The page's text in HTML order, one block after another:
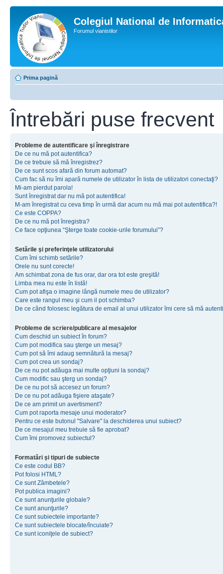
Colegiul National de
Forumul vianistilor
Prima pagină
Întrebări puse frecvent
Probleme de autentificare şi înregistrare
De ce nu mă pot autentifica?
De ce trebuie să mă înregistrez?
De ce sunt scos afară din forum automat?
Cum fac să nu îmi apară numele de utilizator în lista de utilizatori conectaţi?
Mi-am pierdut parola!
Sunt înregistrat dar nu mă pot autentifica!
M-am înregistrat cu ceva timp în urmă dar acum nu mă mai pot autentifica?!
Ce este COPPA?
De ce nu mă pot înregistra?
Ce face opţiunea “Şterge toate cookie-urile forumului”?
Setările şi preferinţele utilizatorului
Cum îmi schimb setările?
Orele nu sunt corecte!
Am schimbat zona de fus orar, dar ora tot este greşită!
Limba mea nu este în listă!
Cum pot afişa o imagine lângă numele meu de utilizator?
Care este rangul meu şi cum il pot schimba?
De ce când folosesc legătura de email al unui utilizator îmi cere să mă
Probleme de scriere/publicare al mesajelor
Cum deschid un subiect în forum?
Cum pot modifica sau şterge un mesaj?
Cum pot să îmi adaug semnătură la mesaj?
Cum pot crea un sondaj?
De ce nu pot adăuga mai multe opţiuni la sondaj?
Cum modific sau şterg un sondaj?
De ce nu pot să accesez un forum?
De ce nu pot adăuga fişiere ataşate?
De ce am primit un avertisment?
Cum pot raporta mesaje unui moderator?
Pentru ce este butonul "Salvare" la deschiderea unui subiect?
De ce mesajul meu trebuie să fie aprobat?
Cum îmi promovez subiectul?
Formatări şi tipuri de subiecte
Ce este codul BB?
Pot folosi HTML?
Ce sunt Zâmbetele?
Pot publica imagini?
Ce sunt anunţurile globale?
Ce sunt anunţurile?
Ce sunt subiectele importante?
Ce sunt subiectele blocate/încuiate?
Ce sunt iconiţele de subiect?